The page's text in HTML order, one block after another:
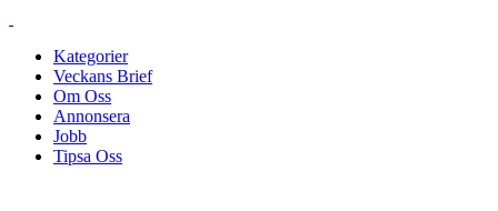
Kategorier
Veckans Brief
Om Oss
Annonsera
Jobb
Tipsa Oss